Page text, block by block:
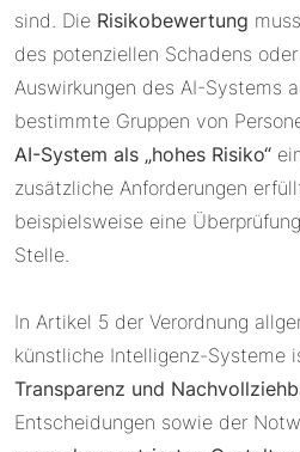
sind. Die Risikobewertung
des potenziellen Schadens
Auswirkungen des AI-Systems
bestimmte Gruppen von
AI-System als „hohes Risiko“
zusätzliche Anforderungen
beispielsweise eine
Stelle.
In Artikel 5 der Verordnung
künstliche Intelligenz-Systeme
Transparenz und
Entscheidungen sowie der